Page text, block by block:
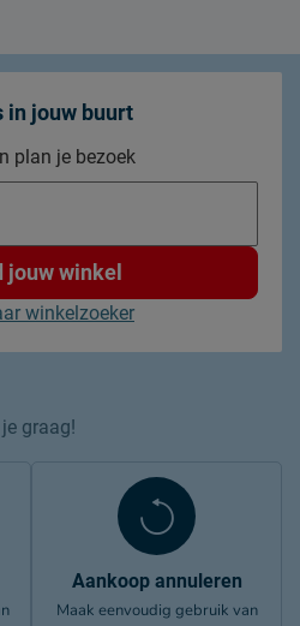
graag!
Aankoop annuleren
Maak eenvoudig gebruik van
in jouw buurt
plan je bezoek
jouw winkel
winkelzoeker